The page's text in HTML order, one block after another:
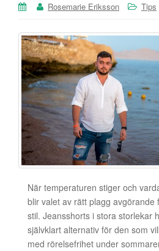
Rosemarie Eriksson Tips
När temperaturen stiger och
blir valet av rätt plagg avgörande
stil. Jeansshorts i stora storlekar
självklart alternativ för den som
med rörelsefrihet under